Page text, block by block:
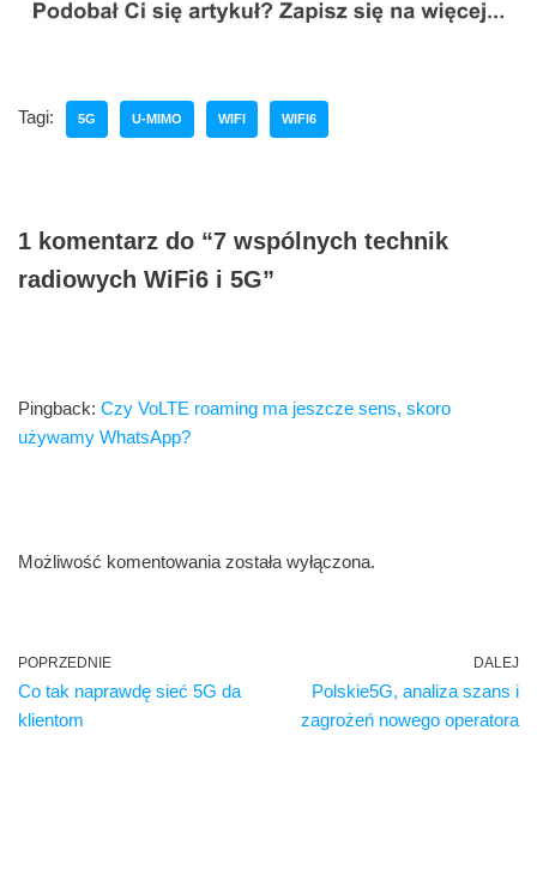
Tagi: 5G U-MIMO WIFI WIFI6
1 komentarz do “7 wspólnych technik
radiowych WiFi6 i 5G”
Pingback: Czy VoLTE roaming ma jeszcze sens, skoro
używamy WhatsApp?
Możliwość komentowania została wyłączona.
POPRZEDNIE
Co tak naprawdę sieć 5G da
klientom
DALEJ
Polskie5G, analiza szans i
zagrożeń nowego operatora